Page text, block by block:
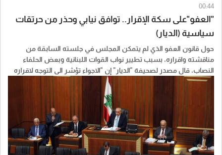
00:44
"العفو"على سكة الإقرار.. توافق نيابي وحذر من حرتقات
سياسية (الديار)
حول قانون العفو الذي لم يتمكن المجلس في جلسته السابقة من
مناقشته واقراره، بسبب تطيير نواب القوات اللبنانية وبعض الحلفاء
النصاب، قال مصدر لصحيفة "الديار" إن "الاجواء تؤشر الى التوجه لاقراره
باكثرية كبيرة، في ضوء ما جرى مؤخرا".